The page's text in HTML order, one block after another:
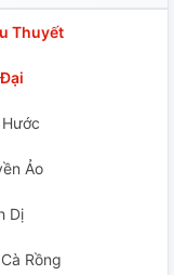
Thuyết
Hước
Ảo
Dị
Rồng